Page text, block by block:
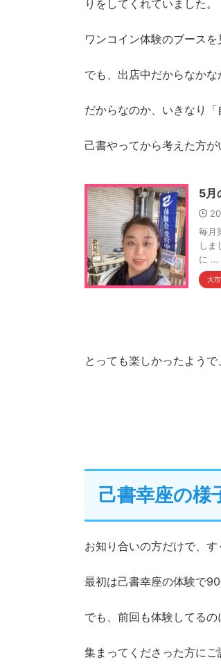
りをしてくれていました。
ワンコイン体験のブース
でも、出店中だからなかな
だからなのか、いきなり
己書やってから考えた方
5月
毎月
しま
に ...
大市
とっても楽しかったよう
己書幸座の様
お知り合いの方だけで、す
最初は己書幸座の体験で
でも、前回も体験してる
集まってくださった方にご